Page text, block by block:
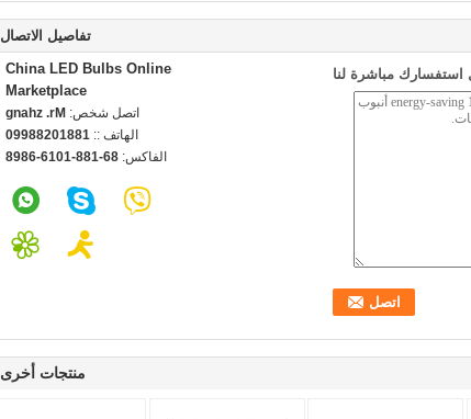
تفاصيل الاتصال
China LED Bulbs Online
Marketplace
اتصل شخص: Mr. zhang
الهاتف :: 18810288990
الفاكس: 86-188-1016-6898
استفسارك مباشرة لنا
منتجات أخرى